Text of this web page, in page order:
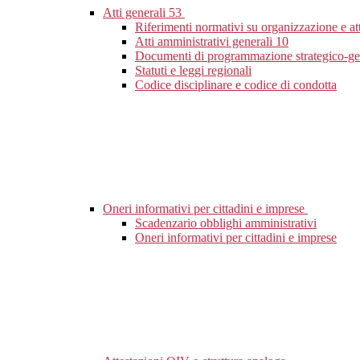
Atti generali 53
Riferimenti normativi su organizzazione e
Atti amministrativi generali 10
Documenti di programmazione strategico-
Statuti e leggi regionali
Codice disciplinare e codice di condotta
Oneri informativi per cittadini e imprese
Scadenzario obblighi amministrativi
Oneri informativi per cittadini e imprese